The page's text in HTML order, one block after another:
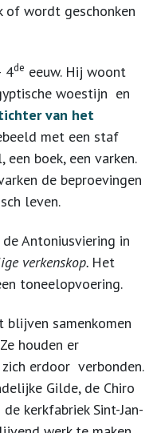
wordt geschonken
4de eeuw. Hij woont
woestijn en
van het
met een staf
een boek, een varken.
de beproevingen
leven.
Antoniusviering in
verkenskop. Het
toneelopvoering.
blijven samenkomen
houden er
erdoor verbonden.
Gilde, de Chiro
kerkfabriek Sint-Jan-